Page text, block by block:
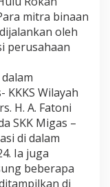
mitra binaan
oleh
perusahaan
KKKS Wilayah
H. A. Fatoni
SKK Migas –
di dalam
Ia juga
beberapa
di